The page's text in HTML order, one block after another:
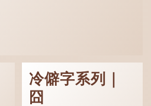
冷僻字系列｜
囧